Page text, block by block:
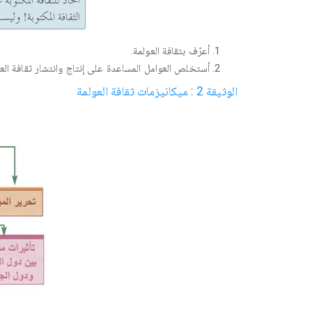
أعرّف بثقافة العولمة.
أستخلص العوامل المساعدة على إنتاج وانتشار ثقافة
الوثيقة 2 : ميكانيزمات ثقافة العولمة